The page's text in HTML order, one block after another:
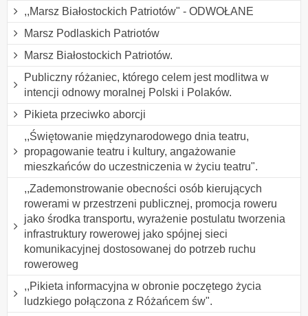
,,Marsz Białostockich Patriotów" - ODWOŁANE
Marsz Podlaskich Patriotów
Marsz Białostockich Patriotów.
Publiczny różaniec, którego celem jest modlitwa w
intencji odnowy moralnej Polski i Polaków.
Pikieta przeciwko aborcji
,,Świętowanie międzynarodowego dnia teatru,
propagowanie teatru i kultury, angażowanie
mieszkańców do uczestniczenia w życiu teatru".
,,Zademonstrowanie obecności osób kierujących
rowerami w przestrzeni publicznej, promocja roweru
jako środka transportu, wyrażenie postulatu tworzenia
infrastruktury rowerowej jako spójnej sieci
komunikacyjnej dostosowanej do potrzeb ruchu
roweroweg
,,Pikieta informacyjna w obronie poczętego życia
ludzkiego połączona z Różańcem św".